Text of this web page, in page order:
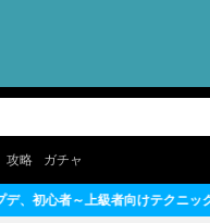
攻略 ガチャ
で完全網羅